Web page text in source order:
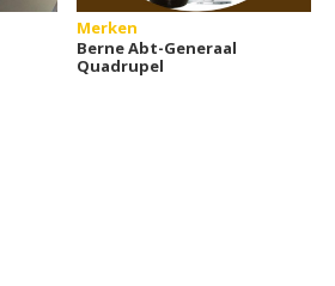
Merken
Berne Abt-Generaal
Quadrupel